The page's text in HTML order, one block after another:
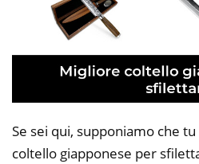
Se sei qui, supponiamo che
coltello giapponese per